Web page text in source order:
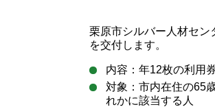
栗原市シルバー人材セン
を交付します。
内容：年12枚の利用
対象：市内在住の65
れかに該当する人